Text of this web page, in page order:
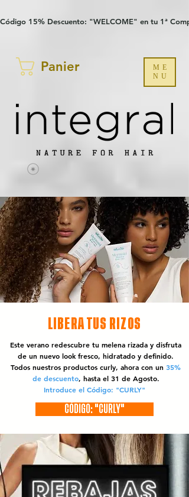
Código 15% Descuento: "WELCOME" en tu 1ª
Panier
ME
NU
LIBERA TUS RIZOS
Este verano redescubre tu melena rizada y disfruta
de un nuevo look fresco, hidratado y definido.
Todos nuestros productos curly, ahora con un 35%
de descuento, hasta el 31 de Agosto.
Introduce el Código: "CURLY"
CÓDIGO: "CURLY"